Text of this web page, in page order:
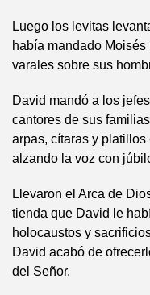
Luego los levitas
había mandado
varales sobre sus
David mandó a los
cantores de sus
arpas, cítaras y
alzando la voz con
Llevaron el Arca de
tienda que David le
holocaustos y
David acabó de
del Señor.